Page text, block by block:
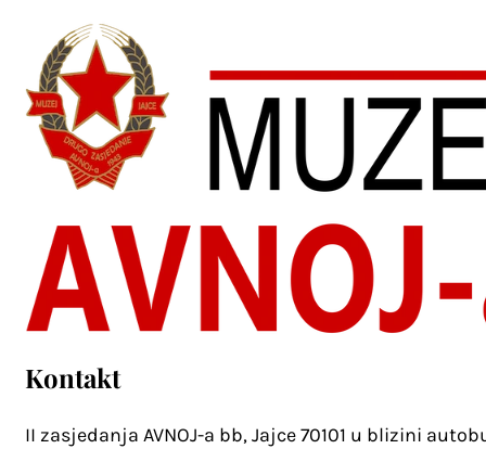
Kontakt
II zasjedanja AVNOJ-a bb, Jajce 70101 u blizini